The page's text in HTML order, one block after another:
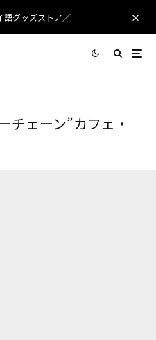
語グッズストア／
チェーン”カフェ・